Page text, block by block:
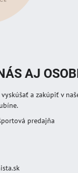
AJ
a zakúpiť v
predajňa